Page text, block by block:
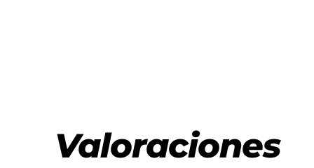
Valoraciones